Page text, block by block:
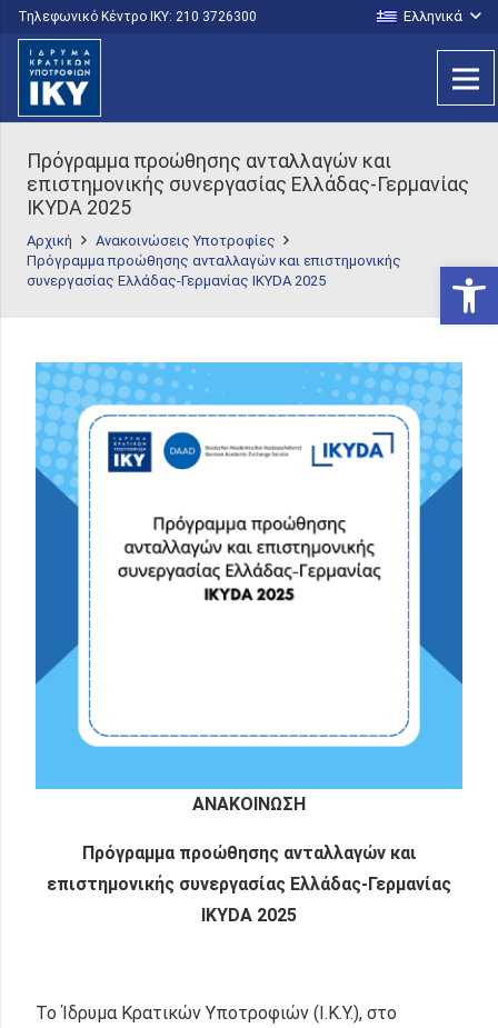
Τηλεφωνικό Κέντρο IKY: 210 3726300 Ελληνικά
Πρόγραμμα προώθησης ανταλλαγών και
επιστημονικής συνεργασίας Ελλάδας-Γερμανίας
IKYDA 2025
Αρχική
Ανακοινώσεις Υποτροφίες
Πρόγραμμα προώθησης ανταλλαγών και επιστημονικής
συνεργασίας Ελλάδας-Γερμανίας IKYDA 2025
ΑΝΑΚΟΙΝΩΣΗ
Πρόγραμμα προώθησης ανταλλαγών και
επιστημονικής συνεργασίας Ελλάδας-Γερμανίας
IKYDA 2025
Το Ίδρυμα Κρατικών Υποτροφιών (Ι.Κ.Υ.), στο